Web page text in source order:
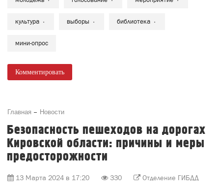
культура выборы библиотека
мини-опрос
Комментировать
Главная Новости
Безопасность пешеходов на дорогах
Кировской области: причины и меры
предосторожности
13 Марта 2024 в 17:20 330 Отделение ГИБДД